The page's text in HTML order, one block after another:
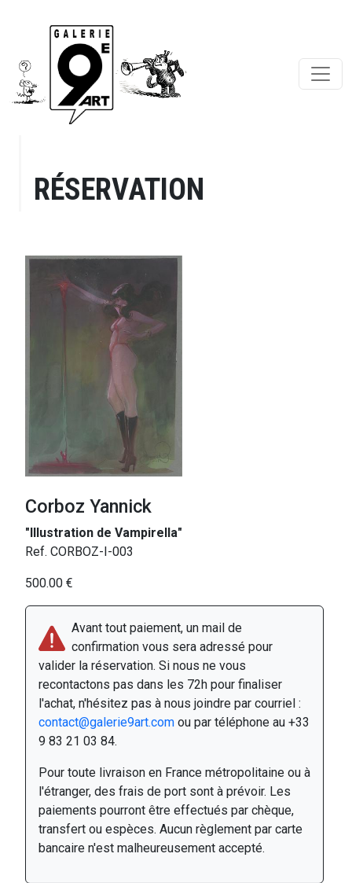
RÉSERVATION
Corboz Yannick
"Illustration de Vampirella"
Ref. CORBOZ-I-003
500.00 €
Avant tout paiement, un mail de
confirmation vous sera adressé pour
valider la réservation. Si nous ne vous
recontactons pas dans les 72h pour finaliser
l'achat, n'hésitez pas à nous joindre par courriel :
contact@galerie9art.com ou par téléphone au +33
9 83 21 03 84.
Pour toute livraison en France métropolitaine ou à
l'étranger, des frais de port sont à prévoir. Les
paiements pourront être effectués par chèque,
transfert ou espèces. Aucun règlement par carte
bancaire n'est malheureusement accepté.